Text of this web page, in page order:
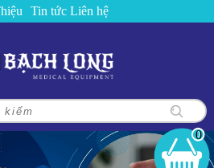
Tin tức Liên hệ
0